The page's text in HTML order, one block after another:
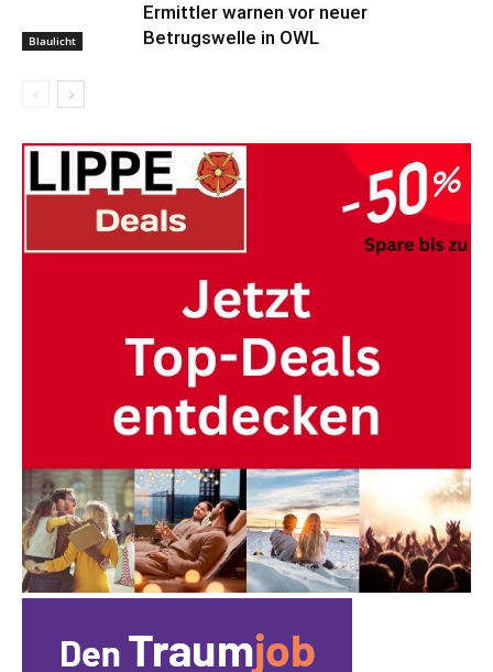
Blaulicht
Ermittler warnen vor neuer
Betrugswelle in OWL